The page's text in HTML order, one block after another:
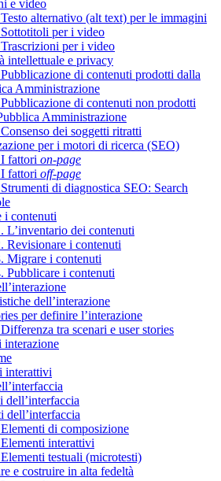
e video
alternativo (alt text) per le immagini
per i video
per i video
intellettuale e privacy
di contenuti prodotti dalla
Amministrazione
di contenuti non prodotti
Amministrazione
dei soggetti ritratti
per i motori di ricerca (SEO)
fattori on-page
fattori off-page
di diagnostica SEO: Search
i contenuti
L’inventario dei contenuti
Revisionare i contenuti
Migrare i contenuti
Pubblicare i contenuti
dell’interazione
per definire l’interazione
tra scenari e user stories
interazione
interattivi
dell’interfaccia
dell’interfaccia
di composizione
interattivi
testuali (microtesti)
e costruire in alta fedeltà